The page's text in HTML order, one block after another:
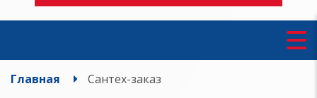
Главная Сантех-заказ